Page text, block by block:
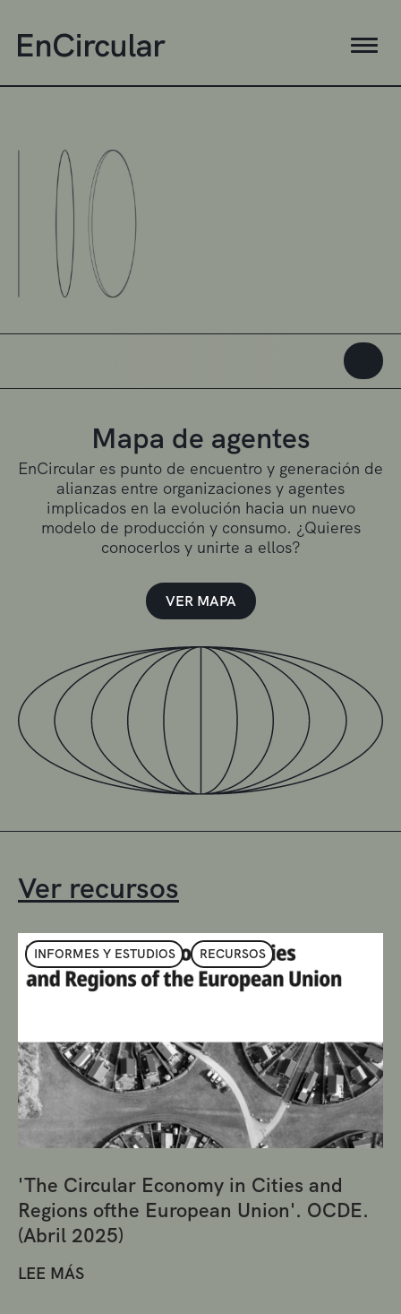
Mapa de agentes
EnCircular es punto de encuentro y generación de
alianzas entre organizaciones y agentes
implicados en la evolución hacia un nuevo
modelo de producción y consumo. ¿Quieres
conocerlos y unirte a ellos?
VER MAPA
Ver recursos
INFORMES Y ESTUDIOS RECURSOS
'The Circular Economy in Cities and
Regions ofthe European Union'. OCDE.
(Abril 2025)
LEE MÁS